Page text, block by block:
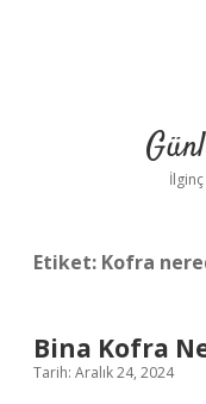
Etiket: Kofra
Bina Kofra
Tarih: Aralık 24, 2024